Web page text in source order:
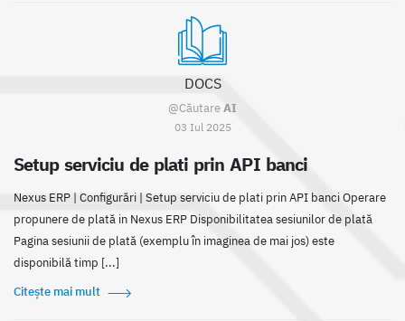
DOCS
@CăutareAI
03 Iul 2025
Setup serviciu de plati prin API banci
Nexus ERP | Configurări | Setup serviciu de plati prin API banci Operare
propunere de plată in Nexus ERP Disponibilitatea sesiunilor de plată
Pagina sesiunii de plată (exemplu în imaginea de mai jos) este
disponibilă timp [...]
Citește mai mult